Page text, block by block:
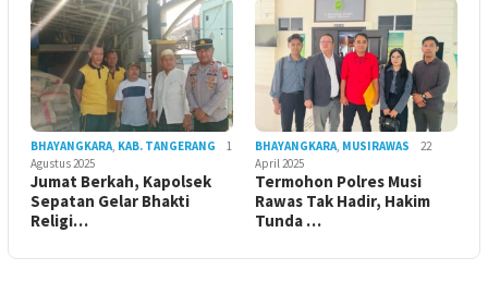
BHAYANGKARA, KAB. TANGERANG
1
Agustus 2025
Jumat Berkah, Kapolsek
Sepatan Gelar Bhakti
Religi…
BHAYANGKARA, MUSIRAWAS
22
April 2025
Termohon Polres Musi
Rawas Tak Hadir, Hakim
Tunda …